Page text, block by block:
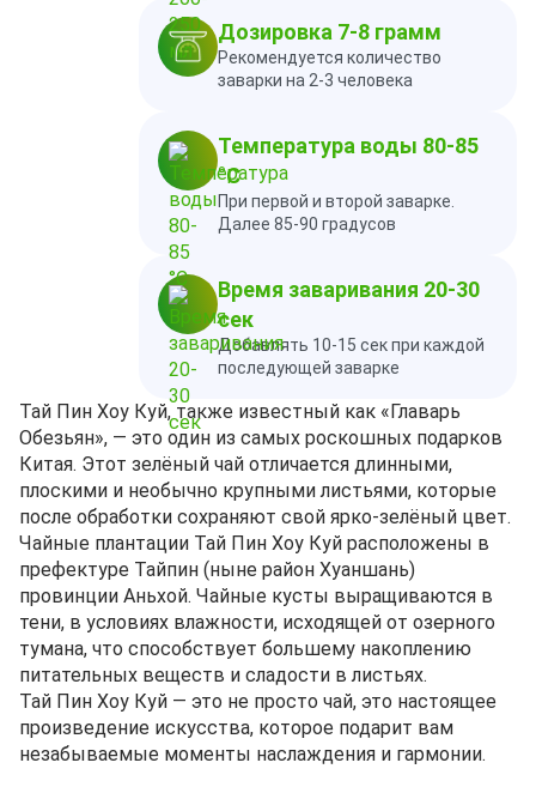
Дозировка 7-8 грамм
Рекомендуется количество
заварки на 2-3 человека
Температура воды 80-85
°C
При первой и второй заварке.
Далее 85-90 градусов
Время заваривания 20-30
сек
Добавлять 10-15 сек при каждой
последующей заварке
Тай Пин Хоу Куй, также известный как «Главарь
Обезьян», — это один из самых роскошных подарков
Китая. Этот зелёный чай отличается длинными,
плоскими и необычно крупными листьями, которые
после обработки сохраняют свой ярко-зелёный цвет.
Чайные плантации Тай Пин Хоу Куй расположены в
префектуре Тайпин (ныне район Хуаншань)
провинции Аньхой. Чайные кусты выращиваются в
тени, в условиях влажности, исходящей от озерного
тумана, что способствует большему накоплению
питательных веществ и сладости в листьях.
Тай Пин Хоу Куй — это не просто чай, это настоящее
произведение искусства, которое подарит вам
незабываемые моменты наслаждения и гармонии.